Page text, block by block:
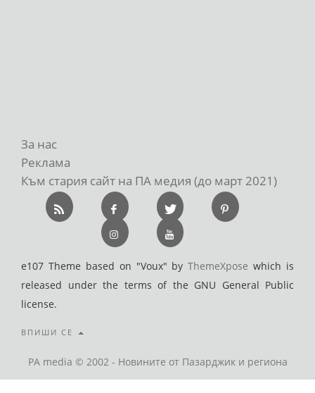
За нас
Реклама
Към стария сайт на ПА медия (до март 2021)
e107 Theme based on "Voux" byThemeXpose which is
released under the terms of the GNU General Public
license.
ВПИШИ СЕ
PA media © 2002 - Новините от Пазарджик и региона